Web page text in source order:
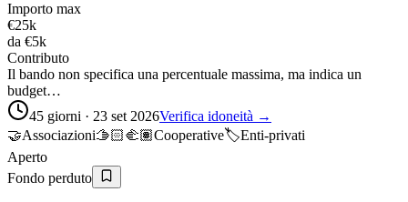
Importo max
€25k
da €5k
Contributo
Il bando non specifica una percentuale massima, ma indica un
budget…
45 giorni · 23 set 2026Verifica idoneità →
🤝Associazioni🫱🏻‍🫲🏽Cooperative🏷️Enti-privati
Aperto
Fondo perduto